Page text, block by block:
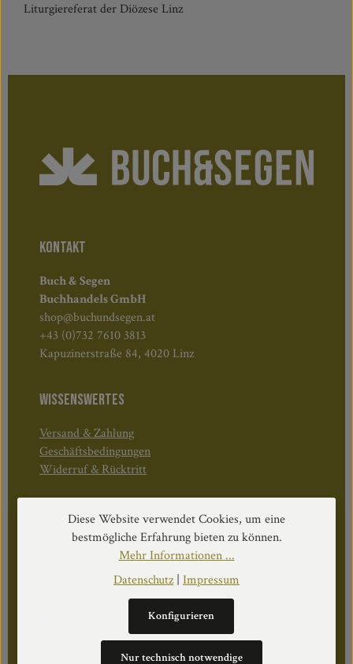
Liturgiereferat der Diözese Linz
KONTAKT
Buch & Segen
Buchhandels GmbH
shop@buchundsegen.at
+43 (0)732 7610 3813
Kapuzinerstraße 84, 4020 Linz
WISSENSWERTES
Versand & Zahlung
Geschäftsbedingungen
Widerruf & Rücktritt
Öffnungszeiten:
Mo–Do: 08:30–17:00 Uhr
Fr: 08:30–12:30 Uhr
Diese Website verwendet Cookies, um eine
bestmögliche Erfahrung bieten zu können.
Mehr Informationen ...
Datenschutz| Impressum
Nur technisch notwendige
Konfigurieren